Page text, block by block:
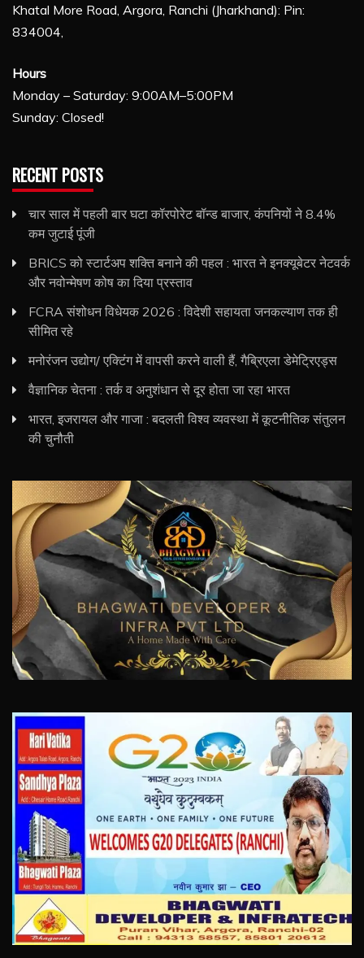
Khatal More Road, Argora, Ranchi (Jharkhand): Pin:
834004,
Hours
Monday – Saturday: 9:00AM–5:00PM
Sunday: Closed!
RECENT POSTS
चार साल में पहली बार घटा कॉरपोरेट बॉन्ड बाजार, कंपनियों ने 8.4%
कम जुटाई पूंजी
BRICS को स्टार्टअप शक्ति बनाने की पहल : भारत ने इनक्यूबेटर नेटवर्क
और नवोन्मेषण कोष का दिया प्रस्ताव
FCRA संशोधन विधेयक 2026 : विदेशी सहायता जनकल्याण तक ही
सीमित रहे
मनोरंजन उद्योग/ एक्टिंग में वापसी करने वाली हैं, गैब्रिएला डेमेट्रिएड्स
वैज्ञानिक चेतना : तर्क व अनुशंधान से दूर होता जा रहा भारत
भारत, इजरायल और गाजा : बदलती विश्व व्यवस्था में कूटनीतिक संतुलन
की चुनौती